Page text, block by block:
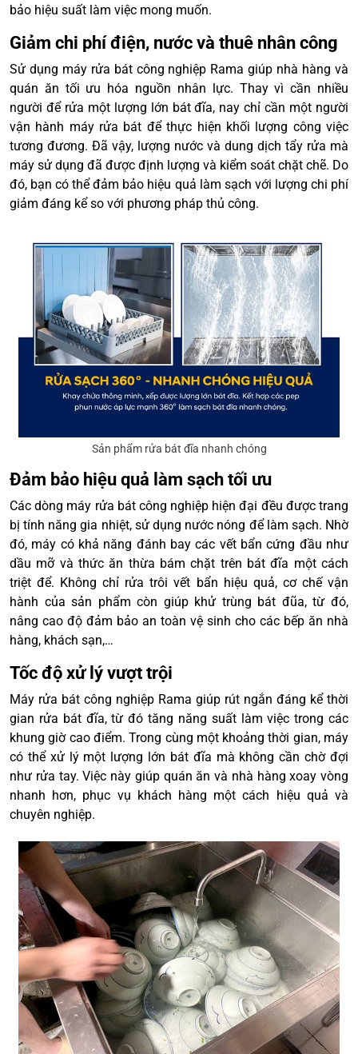
bảo hiệu suất làm việc mong muốn.
Giảm chi phí điện, nước và thuê nhân công
Sử dụng máy rửa bát công nghiệp Rama giúp nhà hàng và
quán ăn tối ưu hóa nguồn nhân lực. Thay vì cần nhiều
người để rửa một lượng lớn bát đĩa, nay chỉ cần một người
vận hành máy rửa bát để thực hiện khối lượng công việc
tương đương. Đã vậy, lượng nước và dung dịch tẩy rửa mà
máy sử dụng đã được định lượng và kiểm soát chặt chẽ. Do
đó, bạn có thể đảm bảo hiệu quả làm sạch với lượng chi phí
giảm đáng kể so với phương pháp thủ công.
Sản phẩm rửa bát đĩa nhanh chóng
Đảm bảo hiệu quả làm sạch tối ưu
Các dòng máy rửa bát công nghiệp hiện đại đều được trang
bị tính năng gia nhiệt, sử dụng nước nóng để làm sạch. Nhờ
đó, máy có khả năng đánh bay các vết bẩn cứng đầu như
dầu mỡ và thức ăn thừa bám chặt trên bát đĩa một cách
triệt để. Không chỉ rửa trôi vết bẩn hiệu quả, cơ chế vận
hành của sản phẩm còn giúp khử trùng bát đũa, từ đó,
nâng cao độ đảm bảo an toàn vệ sinh cho các bếp ăn nhà
hàng, khách sạn,…
Tốc độ xử lý vượt trội
Máy rửa bát công nghiệp Rama giúp rút ngắn đáng kể thời
gian rửa bát đĩa, từ đó tăng năng suất làm việc trong các
khung giờ cao điểm. Trong cùng một khoảng thời gian, máy
có thể xử lý một lượng lớn bát đĩa mà không cần chờ đợi
như rửa tay. Việc này giúp quán ăn và nhà hàng xoay vòng
nhanh hơn, phục vụ khách hàng một cách hiệu quả và
chuyên nghiệp.